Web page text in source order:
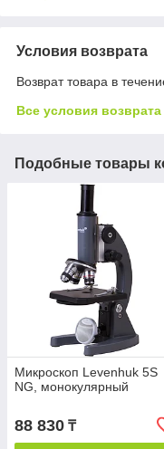
Условия возврата
Возврат товара в
Все условия возврата
Подобные товары
Микроскоп Levenhuk 5S
NG, монокулярный
88 830 ₸